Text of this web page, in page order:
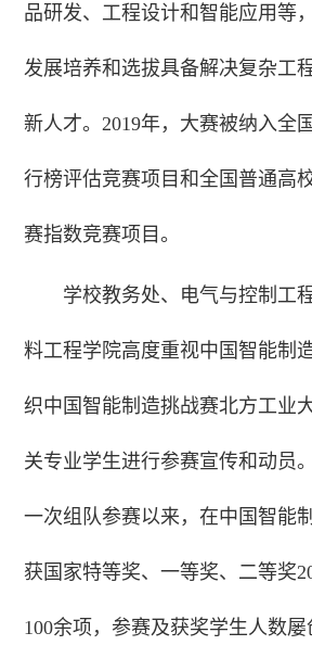
品研发、工程设计和智能应用等
发展培养和选拔具备解决复杂工
新人才。2019年，大赛被纳入全
行榜评估竞赛项目和全国普通高
赛指数竞赛项目。
学校教务处、电气与控制工
料工程学院高度重视中国智能制
织中国智能制造挑战赛北方工业
关专业学生进行参赛宣传和动员
一次组队参赛以来，在中国智能
获国家特等奖、一等奖、二等奖
100余项，参赛及获奖学生人数